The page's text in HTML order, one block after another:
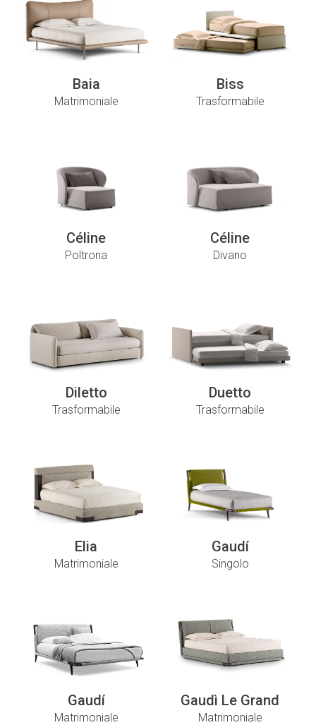
Baia
Matrimoniale
Biss
Trasformabile
Céline
Poltrona
Céline
Divano
Diletto
Trasformabile
Duetto
Trasformabile
Elia
Matrimoniale
Gaudí
Singolo
Gaudí
Matrimoniale
Gaudì Le Grand
Matrimoniale